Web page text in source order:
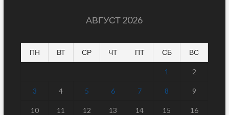
АВГУСТ 2026
ПН ВТ СР ЧТ ПТ СБ ВС
1 2
3 4 5 6 7 8 9
10 11 12 13 14 15 16